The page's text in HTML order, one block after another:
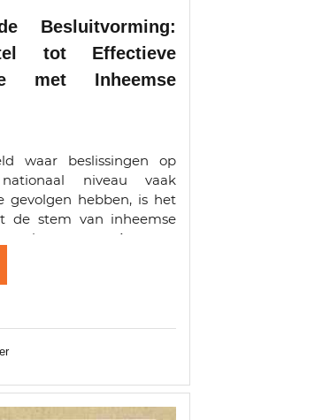
Besluitvorming:
tot Effectieve
met Inheemse
waar beslissingen op
niveau vaak
gevolgen hebben, is het
de stem van inheemse
verloren gaat. Amnesty
gids “Self-Determined